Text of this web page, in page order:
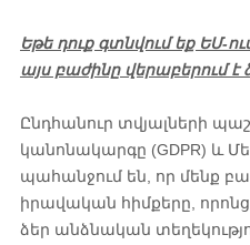
Եթե ​​դուք գտնվում եք ԵՄ-
այս բաժինը վերաբերում է
Ընդհանուր տվյալների
կանոնակարգը (GDPR) և
պահանջում են, որ մենք
իրավական հիմքերը,
ձեր անձնական